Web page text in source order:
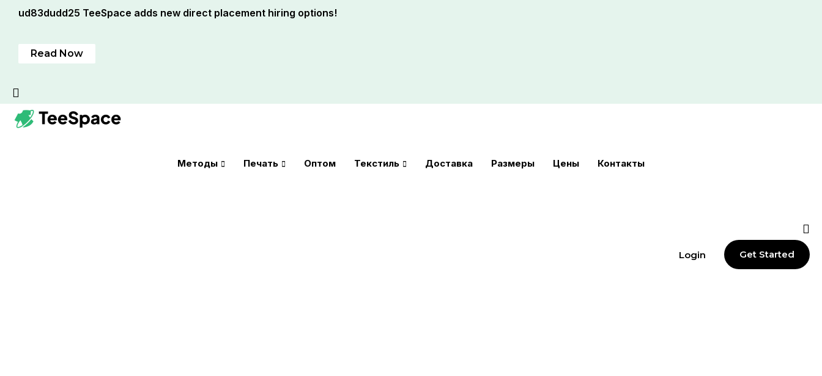
ud83dudd25 TeeSpace adds new direct placement hiring options!
Read Now
Методы Печать Оптом Текстиль Доставка Размеры Цены Контакты
Login Get Started